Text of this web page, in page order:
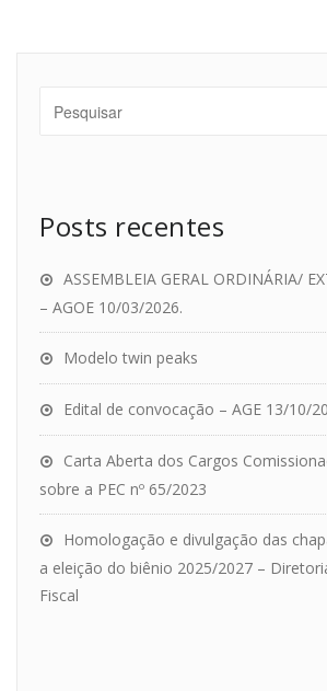
Posts recentes
ASSEMBLEIA GERAL ORDINÁRIA/
– AGOE 10/03/2026.
Modelo twin peaks
Edital de convocação – AGE 13/10/
Carta Aberta dos Cargos
sobre a PEC nº 65/2023
Homologação e divulgação das
a eleição do biênio 2025/2027 –
Fiscal